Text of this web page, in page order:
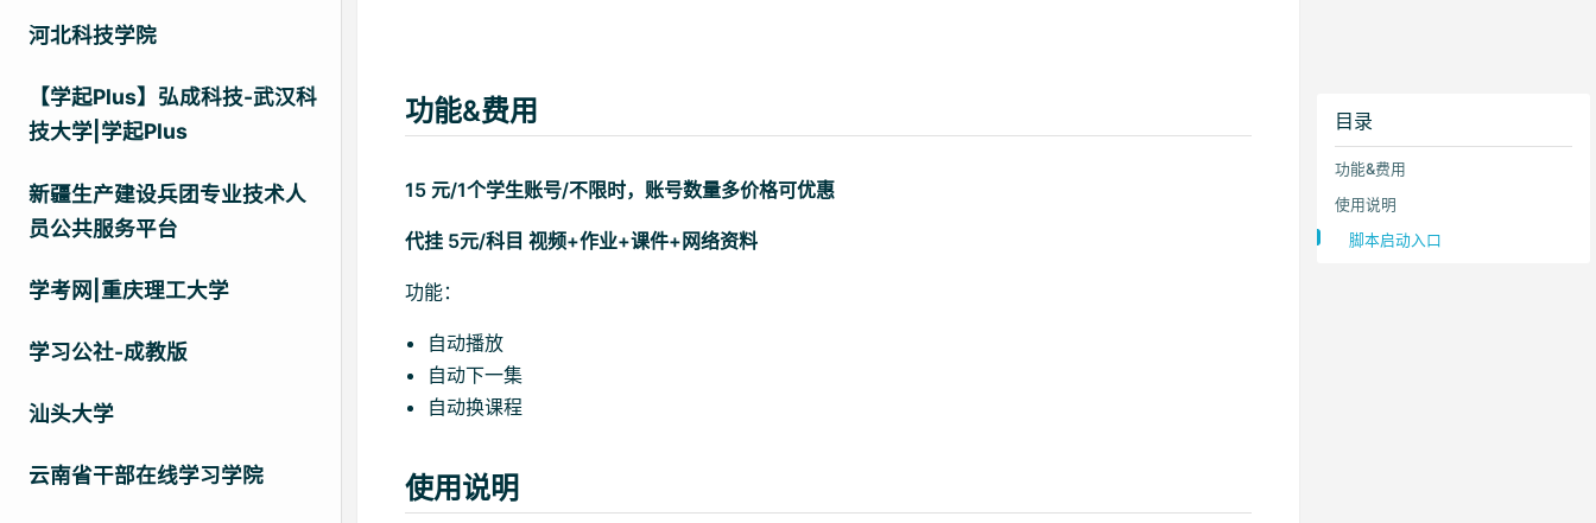
河北科技学院
【学起Plus】弘成科技-武汉科
技大学|学起Plus
新疆生产建设兵团专业技术人
员公共服务平台
学考网|重庆理工大学
学习公社-成教版
汕头大学
云南省干部在线学习学院
目录
功能&费用
使用说明
脚本启动入口
功能&费用
15 元/1个学生账号/不限时，账号数量多价格可优惠
代挂 5元/科目 视频+作业+课件+网络资料
功能：
自动播放
自动下一集
自动换课程
使用说明